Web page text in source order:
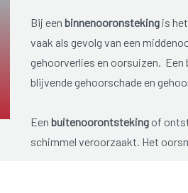
Bij een binnenooronstekingis
vaak als gevolg van een
gehoorverlies en oorsuizen.
blijvende gehoorschade en
Een buitenoorontstekingof
schimmel veroorzaakt. Het